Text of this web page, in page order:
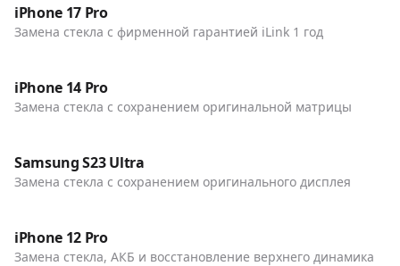
Телефоны
iPhone 17 Pro
Замена стекла с фирменной гарантией iLink 1 год
Телефоны
До / После
iPhone 14 Pro
Замена стекла с сохранением оригинальной матрицы
Телефоны
До / После
Samsung S23 Ultra
Замена стекла с сохранением оригинального дисплея
Телефоны
До / После
iPhone 12 Pro
Замена стекла, АКБ и восстановление верхнего динамика